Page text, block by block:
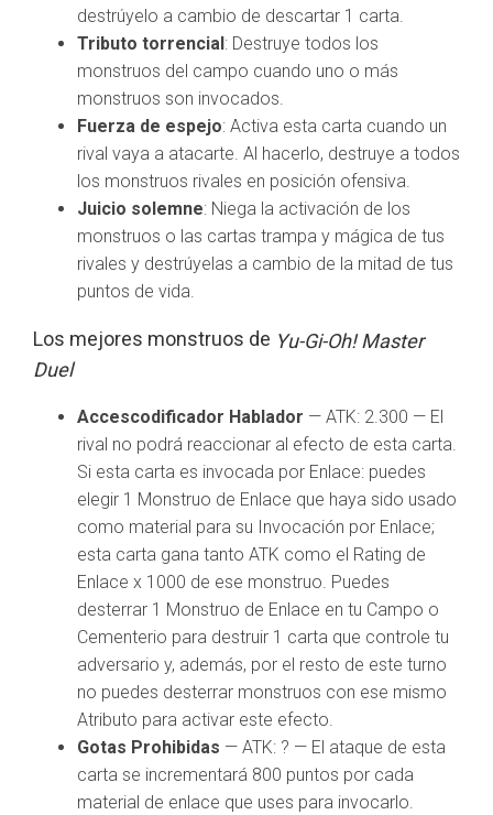
destrúyelo a cambio de descartar 1 carta.
Tributo torrencial: Destruye todos los
monstruos del campo cuando uno o más
monstruos son invocados.
Fuerza de espejo: Activa esta carta cuando un
rival vaya a atacarte. Al hacerlo, destruye a todos
los monstruos rivales en posición ofensiva.
Juicio solemne: Niega la activación de los
monstruos o las cartas trampa y mágica de tus
rivales y destrúyelas a cambio de la mitad de tus
puntos de vida.
Los mejores monstruos de Yu-Gi-Oh! Master
Duel
Accescodificador Hablador — ATK: 2.300 — El
rival no podrá reaccionar al efecto de esta carta.
Si esta carta es invocada por Enlace: puedes
elegir 1 Monstruo de Enlace que haya sido usado
como material para su Invocación por Enlace;
esta carta gana tanto ATK como el Rating de
Enlace x 1000 de ese monstruo. Puedes
desterrar 1 Monstruo de Enlace en tu Campo o
Cementerio para destruir 1 carta que controle tu
adversario y, además, por el resto de este turno
no puedes desterrar monstruos con ese mismo
Atributo para activar este efecto.
Gotas Prohibidas — ATK: ? — El ataque de esta
carta se incrementará 800 puntos por cada
material de enlace que uses para invocarlo.